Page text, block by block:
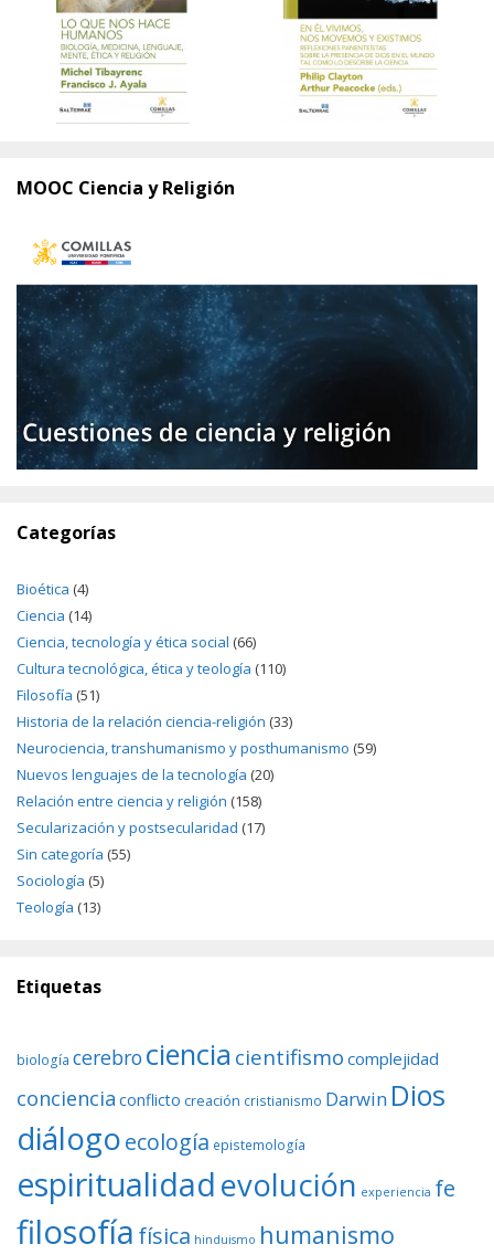
MOOC Ciencia y Religión
Categorías
Bioética (4)
Ciencia (14)
Ciencia, tecnología y ética social (66)
Cultura tecnológica, ética y teología (110)
Filosofía (51)
Historia de la relación ciencia-religión (33)
Neurociencia, transhumanismo y posthumanismo (59)
Nuevos lenguajes de la tecnología (20)
Relación entre ciencia y religión (158)
Secularización y postsecularidad (17)
Sin categoría (55)
Sociología (5)
Teología (13)
Etiquetas
biología cerebro ciencia cientifismo complejidad
conciencia conflicto creación cristianismo Darwin Dios
diálogoecología epistemología
espiritualidadevolución experiencia fe
filosofía física hinduismo humanismo